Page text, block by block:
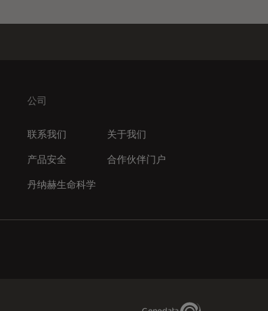
公司
联系我们
关于我们
产品安全
合作伙伴门户
丹纳赫生命科学
Genedata Link